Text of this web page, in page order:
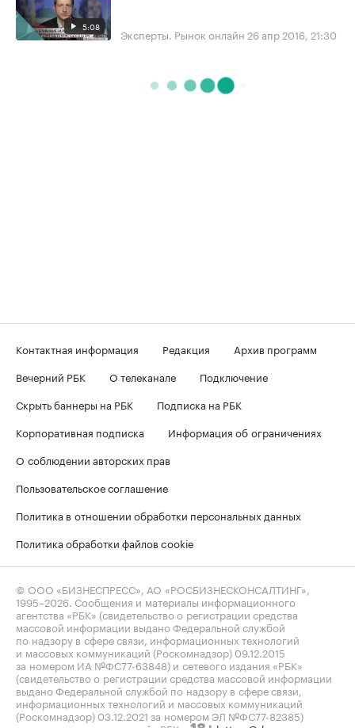
5:08 Эксперты. Рынок онлайн 26 апр 2016, 21:30
Контактная информация Редакция
Архив программ
Вечерний РБК
О телеканале
Подключение
Скрыть баннеры на РБК
Подписка на РБК
Корпоративная подписка
Информация об ограничениях
О соблюдении авторских прав
Пользовательское соглашение
Политика в отношении обработки персональных данных
Политика обработки файлов cookie
© ООО «БИЗНЕСПРЕСС», АО «РОСБИЗНЕСКОНСАЛТИНГ»,
1995–2026 . Сообщения и материалы информационного
агентства «РБК» (свидетельство о регистрации средства
массовой информации выдано Федеральной службой
по надзору в сфере связи, информационных технологий
и массовых коммуникаций (Роскомнадзор) 09.12.2015
за номером ИА №ФС77-63848) и сетевого издания «РБК»
(свидетельство о регистрации средства массовой информации
выдано Федеральной службой по надзору в сфере связи,
информационных технологий и массовых коммуникаций
(Роскомнадзор) 03.12.2021 за номером ЭЛ №ФС77-82385)